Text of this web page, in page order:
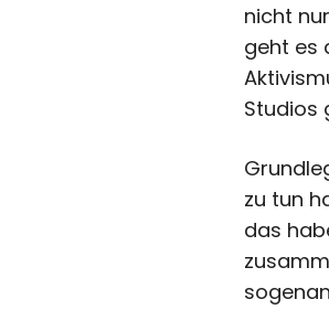
nicht
geht es
Studios
zu tun
das